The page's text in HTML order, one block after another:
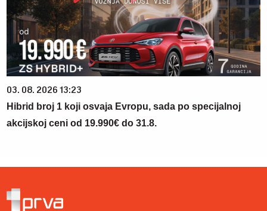
03. 08. 2026 13:23
Hibrid broj 1 koji osvaja Evropu, sada po specijalnoj
akcijskoj ceni od 19.990€ do 31.8.